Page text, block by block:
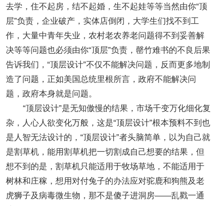
去学，住不起房，结不起婚，生不起娃等等当然由你“顶
层”负责，企业破产，实体店倒闭，大学生们找不到工
作，大量中青年失业，农村老农养老问题得不到妥善解
决等等问题也必须由你“顶层”负责，罄竹难书的不良后果
告诉我们，“顶层设计”不仅不能解决问题，反而更多地制
造了问题，正如美国总统里根所言，政府不能解决问
题，政府本身就是问题。
“顶层设计”是无知傲慢的结果，市场千变万化细化复
杂，人心人欲变化万般，这是“顶层设计”根本预料不到也
是人智无法设计的，“顶层设计”者头脑简单，以为自己就
是割草机，能用割草机把一切割成自己想要的结果，但
想不到的是，割草机只能适用于牧场草地，不能适用于
树林和庄稼，想用对付兔子的办法应对驼鹿和狗熊及老
虎狮子及病毒微生物，那不是傻子进洞房——乱戳一通